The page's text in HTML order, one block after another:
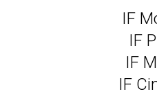
IF
IF
IF
IF